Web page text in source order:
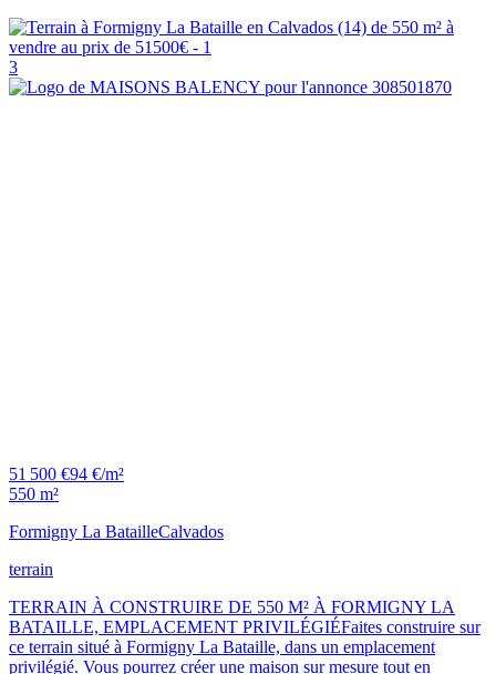
3
51 500 €94 €/m²
550 m²
Formigny La BatailleCalvados
terrain
TERRAIN À CONSTRUIRE DE 550 M² À FORMIGNY LA
BATAILLE, EMPLACEMENT PRIVILÉGIÉFaites construire sur
ce terrain situé à Formigny La Bataille, dans un emplacement
privilégié. Vous pourrez créer une maison sur mesure tout en